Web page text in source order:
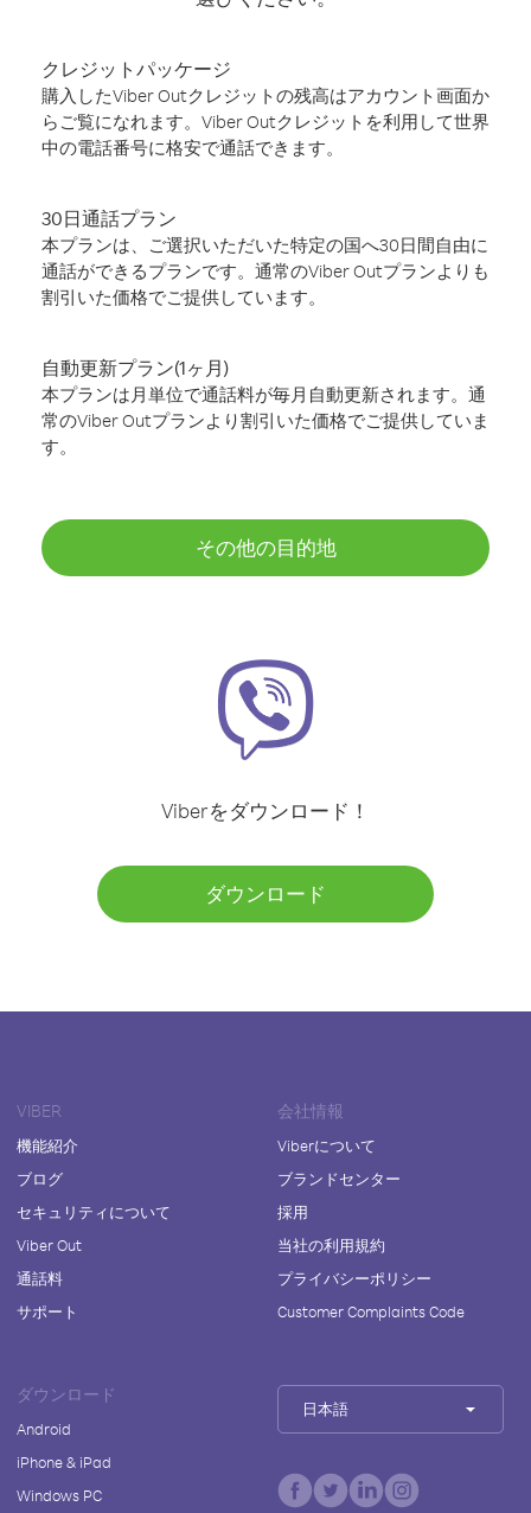
クレジットパッケージ
購入したViber Outクレジットの残高はアカウント画面か
らご覧になれます。Viber Outクレジットを利用して世界
中の電話番号に格安で通話できます。
30日通話プラン
本プランは、ご選択いただいた特定の国へ30日間自由に
通話ができるプランです。通常のViber Outプランよりも
割引いた価格でご提供しています。
自動更新プラン(1ヶ月)
本プランは月単位で通話料が毎月自動更新されます。通
常のViber Outプランより割引いた価格でご提供していま
す。
その他の目的地
Viberをダウンロード！
ダウンロード
VIBER
機能紹介
ブログ
セキュリティについて
Viber Out
通話料
サポート
会社情報
Viberについて
ブランドセンター
採用
当社の利用規約
プライバシーポリシー
Customer Complaints Code
ダウンロード
Android
iPhone & iPad
Windows PC
日本語